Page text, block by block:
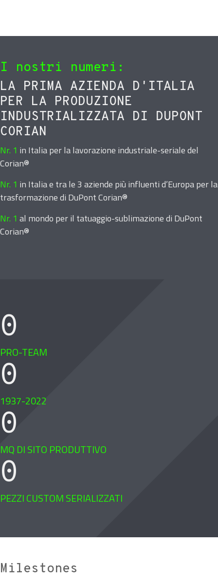
I nostri numeri:
LA PRIMA AZIENDA D'ITALIA
PER LA PRODUZIONE
INDUSTRIALIZZATA DI DUPONT
CORIAN
Nr. 1 in Italia per la lavorazione industriale-seriale del
Corian®
Nr. 1 in Italia e tra le 3 aziende più influenti d’Europa per la
trasformazione di DuPont Corian®
Nr. 1 al mondo per il tatuaggio-sublimazione di DuPont
Corian®
0
PRO-TEAM
0
1937-2022
0
MQ DI SITO PRODUTTIVO
0
PEZZI CUSTOM SERIALIZZATI
Milestones